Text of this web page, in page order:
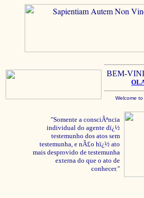
BEM-
Welcome
"Somente a consciÃªncia
individual do agente dï¿½
testemunho dos atos sem
testemunha, e nÃ£o hï¿½ ato
mais desprovido de testemunha
externa do que o ato de
conhecer."